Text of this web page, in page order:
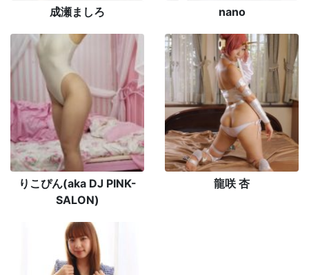
成瀬ましろ nano
りこぴん(aka DJ PINK-
SALON)
龍咲 杏